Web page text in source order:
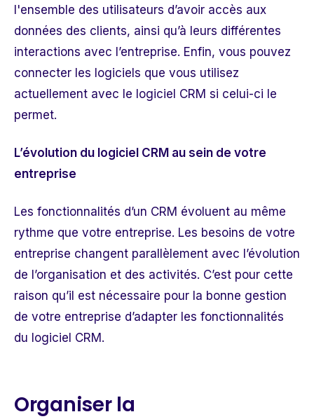
l'ensemble des utilisateurs d’avoir accès aux
données des clients, ainsi qu’à leurs différentes
interactions avec l’entreprise. Enfin, vous pouvez
connecter les logiciels que vous utilisez
actuellement avec le logiciel CRM si celui-ci le
permet.
L’évolution du logiciel CRM au sein de votre
entreprise
Les fonctionnalités d’un CRM évoluent au même
rythme que votre entreprise. Les besoins de votre
entreprise changent parallèlement avec l’évolution
de l’organisation et des activités. C’est pour cette
raison qu’il est nécessaire pour la bonne gestion
de votre entreprise d’adapter les fonctionnalités
du logiciel CRM.
Organiser la